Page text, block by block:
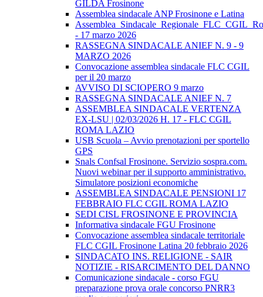
GILDA Frosinone
Assemblea sindacale ANP Frosinone e Latina
- 17 marzo 2026
RASSEGNA SINDACALE ANIEF N. 9 - 9
MARZO 2026
Convocazione assemblea sindacale FLC CGIL
per il 20 marzo
AVVISO DI SCIOPERO 9 marzo
RASSEGNA SINDACALE ANIEF N. 7
ASSEMBLEA SINDACALE VERTENZA
EX-LSU | 02/03/2026 H. 17 - FLC CGIL
ROMA LAZIO
USB Scuola – Avvio prenotazioni per sportello
GPS
Snals Confsal Frosinone. Servizio sospra.com.
Nuovi webinar per il supporto amministrativo.
Simulatore posizioni economiche
ASSEMBLEA SINDACALE PENSIONI 17
FEBBRAIO FLC CGIL ROMA LAZIO
SEDI CISL FROSINONE E PROVINCIA
Informativa sindacale FGU Frosinone
Convocazione assemblea sindacale territoriale
FLC CGIL Frosinone Latina 20 febbraio 2026
SINDACATO INS. RELIGIONE - SAIR
NOTIZIE - RISARCIMENTO DEL DANNO
Comunicazione sindacale - corso FGU
preparazione prova orale concorso PNRR3